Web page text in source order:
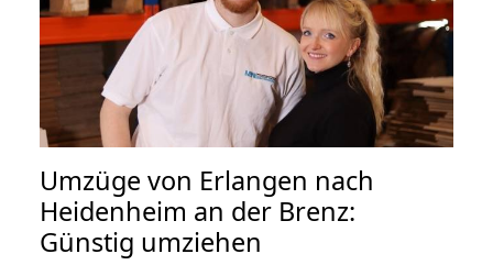
Umzüge von Erlangen nach
Heidenheim an der Brenz:
Günstig umziehen